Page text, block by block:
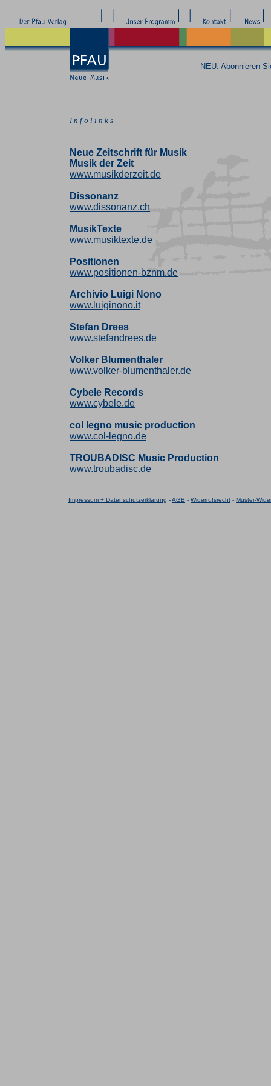
NEU: Abonnieren
I n f o l i n k s
Neue Zeitschrift für Musik
Musik der Zeit
www.musikderzeit.de
Dissonanz
www.dissonanz.ch
MusikTexte
www.musiktexte.de
Positionen
www.positionen-bznm.de
Archivio Luigi Nono
www.luiginono.it
Stefan Drees
www.stefandrees.de
Volker Blumenthaler
www.volker-blumenthaler.de
Cybele Records
www.cybele.de
col legno music production
www.col-legno.de
TROUBADISC Music Production
www.troubadisc.de
Impressum + Datenschutzerklärung -AGB - Widerrufsrecht - Muster-